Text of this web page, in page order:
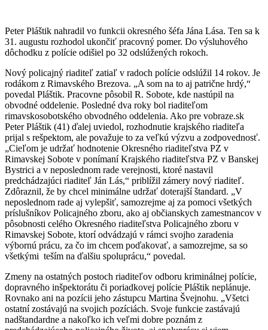
Peter Pláštik nahradil vo funkcii okresného šéfa Jána Lása. Ten sa k
31. augustu rozhodol ukončiť pracovný pomer. Do výsluhového
dôchodku z polície odišiel po 32 odslúžených rokoch.
Nový policajný riaditeľ zatiaľ v radoch polície odslúžil 14 rokov. Je
rodákom z Rimavského Brezova. „A som na to aj patrične hrdý,“
povedal Pláštik. Pracovne pôsobil R. Sobote, kde nastúpil na
obvodné oddelenie. Posledné dva roky bol riaditeľom
rimavskosobotského obvodného oddelenia. Ako pre vobraze.sk
Peter Pláštik (41) ďalej uviedol, rozhodnutie krajského riaditeľa
prijal s rešpektom, ale považuje to za veľkú výzvu a zodpovednosť.
„Cieľom je udržať hodnotenie Okresného riaditeľstva PZ v
Rimavskej Sobote v ponímaní Krajského riaditeľstva PZ v Banskej
Bystrici a v neposlednom rade verejnosti, ktoré nastavil
predchádzajúci riaditeľ Ján Lás,“ priblížil zámery nový riaditeľ.
Zdôraznil, že by chcel minimálne udržať doterajší štandard. „V
neposlednom rade aj vylepšiť, samozrejme aj za pomoci všetkých
príslušníkov Policajného zboru, ako aj občianskych zamestnancov v
pôsobnosti celého Okresného riaditeľstva Policajného zboru v
Rimavskej Sobote, ktorí odvádzajú v rámci svojho zaradenia
výbornú prácu, za čo im chcem poďakovať, a samozrejme, sa so
všetkými teším na ďalšiu spoluprácu,“ povedal.
Zmeny na ostatných postoch riaditeľov odboru kriminálnej polície,
dopravného inšpektorátu či poriadkovej polície Pláštik neplánuje.
Rovnako ani na pozícii jeho zástupcu Martina Švejnohu. „Všetci
ostatní zostávajú na svojich pozíciách. Svoje funkcie zastávajú
nadštandardne a nakoľko ich veľmi dobre poznám z